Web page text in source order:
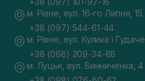
м. Рівне, вул. 16-го Липня, 15
+38 (097) 544-61-44
м. Рівне, вул. Кулика і
+38 (068) 209-34-88
м. Луцьк, вул. Винниченка, 4